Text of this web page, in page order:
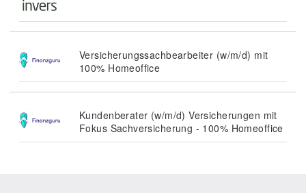
Versicherungssachbearbeiter (w/m/d) mit
100% Homeoffice
Kundenberater (w/m/d) Versicherungen mit
Fokus Sachversicherung - 100% Homeoffice